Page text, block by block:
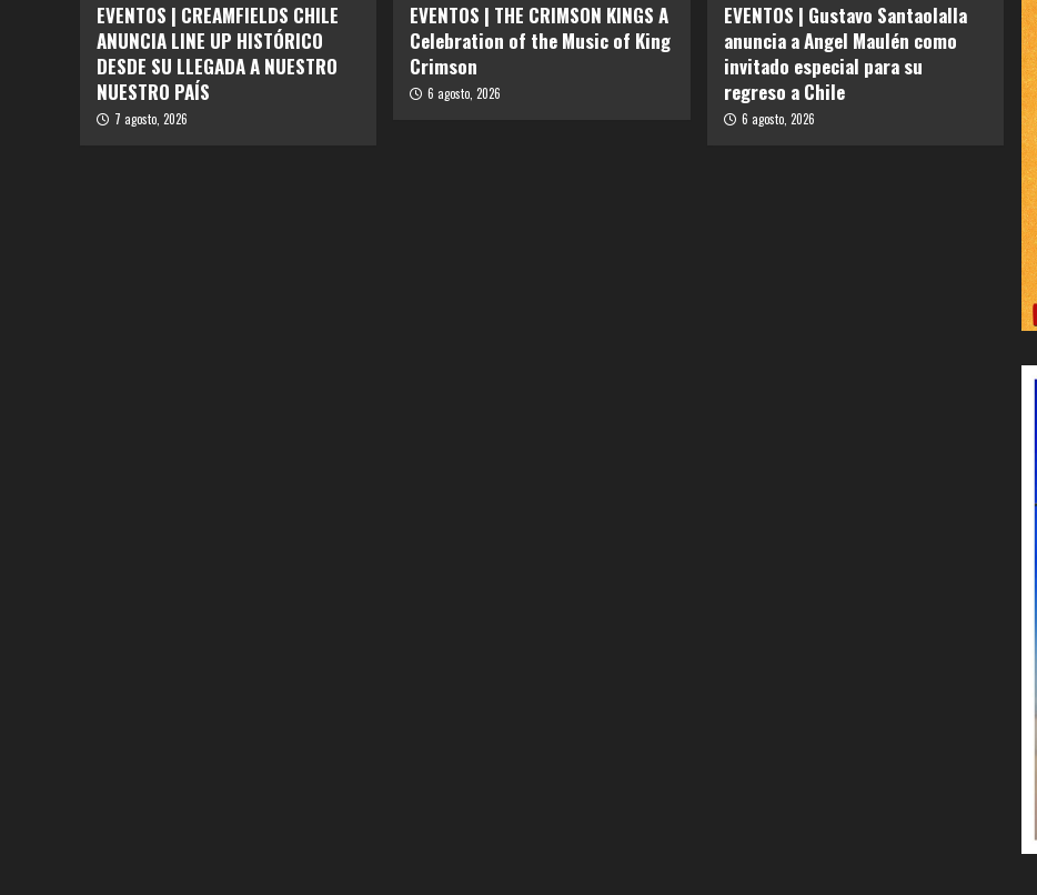
EVENTOS | CREAMFIELDS CHILE
ANUNCIA LINE UP HISTÓRICO
DESDE SU LLEGADA A NUESTRO
NUESTRO PAÍS
7 agosto, 2026
EVENTOS | THE CRIMSON KINGS A
Celebration of the Music of King
Crimson
6 agosto, 2026
EVENTOS | Gustavo Santaolalla
anuncia a Angel Maulén como
invitado especial para su
regreso a Chile
6 agosto, 2026